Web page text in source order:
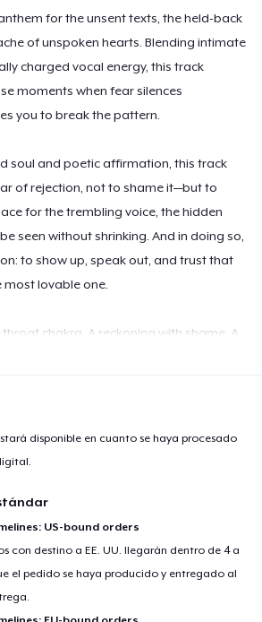
for the unsent texts, the held-back
of unspoken hearts. Blending intimate
charged vocal energy, this track
moments when fear silences
you to break the pattern.
soul and poetic affirmation, this track
of rejection, not to shame it—but to
for the trembling voice, the hidden
seen without shrinking. And in doing so,
to show up, speak out, and trust that
most lovable one.
chakra. A reckoning with shame. A
I bend.
walk away?
stay.
a thousand times,
disponible en cuanto se haya procesado
US-bound orders
con destino a EE. UU. llegarán dentro de 4 a
el pedido se haya producido y entregado al